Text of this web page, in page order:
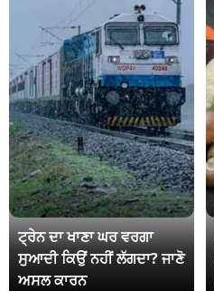
ਟ੍ਰੇਨ ਦਾ ਖਾਣਾ ਘਰ ਵਰਗਾ
ਸੁਆਦੀ ਕਿਉਂ ਨਹੀਂ ਲੱਗਦਾ? ਜਾਣੋ
ਅਸਲ ਕਾਰਨ